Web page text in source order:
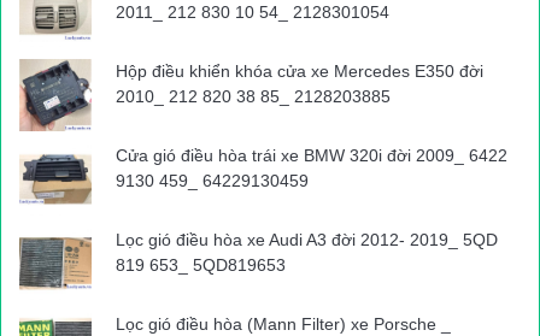
2011_ 212 830 10 54_ 2128301054
Hộp điều khiển khóa cửa xe Mercedes E350 đời
2010_ 212 820 38 85_ 2128203885
Cửa gió điều hòa trái xe BMW 320i đời 2009_ 6422
9130 459_ 64229130459
Lọc gió điều hòa xe Audi A3 đời 2012- 2019_ 5QD
819 653_ 5QD819653
Lọc gió điều hòa (Mann Filter) xe Porsche _